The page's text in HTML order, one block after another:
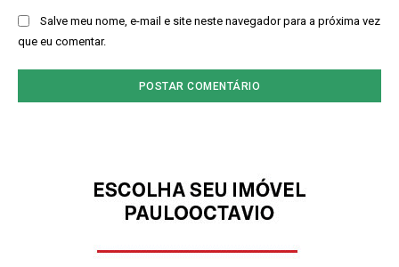
Salve meu nome, e-mail e site neste navegador para a próxima vez
que eu comentar.